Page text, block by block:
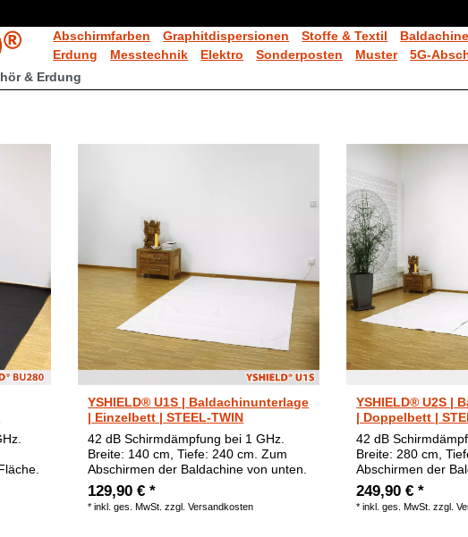
Abschirmfarben Graphitdispersionen Stoffe & Textil
Erdung
Messtechnik Elektro Sonderposten Muster 5G-
& Erdung
YSHIELD® U1S | Baldachinunterlage
| Einzelbett | STEEL-TWIN
42 dB Schirmdämpfung bei 1 GHz.
Breite: 140 cm, Tiefe: 240 cm. Zum
Abschirmen der Baldachine von unten.
129,90 € *
*inkl. ges. MwSt. zzgl.Versandkosten
YSHIELD® U2S |
| Doppelbett |
42 dB
Breite: 280 cm,
Abschirmen der
249,90 € *
*inkl. ges. MwSt. zzgl.